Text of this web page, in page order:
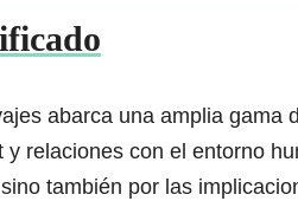
abarca una amplia gama
relaciones con el entorno
también por las